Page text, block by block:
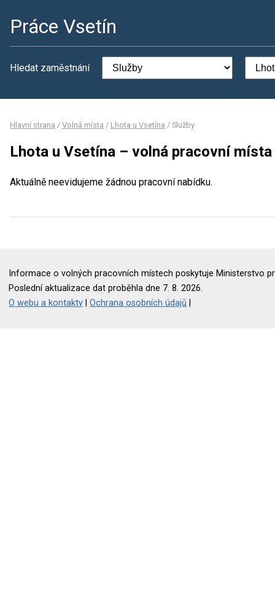
Práce Vsetín
Hledat zaměstnání
Hlavní strana / Volná místa / Lhota u Vsetína / Služby
Lhota u Vsetína – volná pracovní místa
Aktuálně neevidujeme žádnou pracovní nabídku.
Informace o volných pracovních místech poskytuje Ministerstvo
Poslední aktualizace dat proběhla dne 7. 8. 2026.
O webu a kontakty |Ochrana osobních údajů